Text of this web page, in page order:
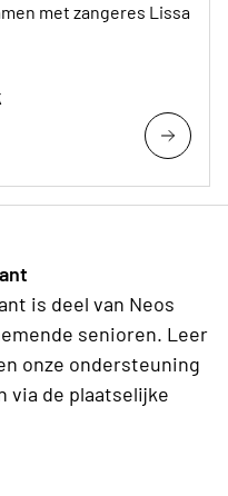
met zangeres Lissa
is deel van Neos
senioren. Leer
onze ondersteuning
via de plaatselijke